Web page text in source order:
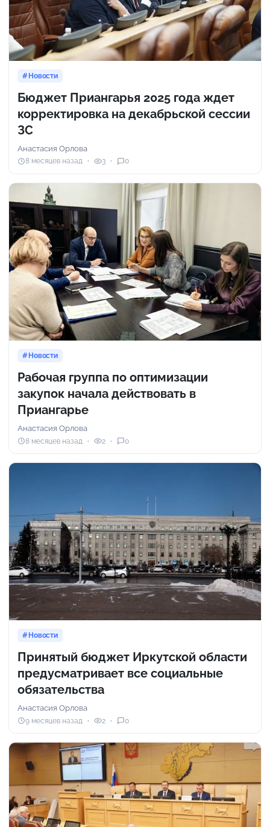
Новости
Бюджет Приангарья 2025 года ждет
корректировка на декабрьской сессии
ЗС
Анастасия Орлова
8 месяцев назад 3 0
Новости
Рабочая группа по оптимизации
закупок начала действовать в
Приангарье
Анастасия Орлова
8 месяцев назад 2 0
Новости
Принятый бюджет Иркутской области
предусматривает все социальные
обязательства
Анастасия Орлова
9 месяцев назад 2 0